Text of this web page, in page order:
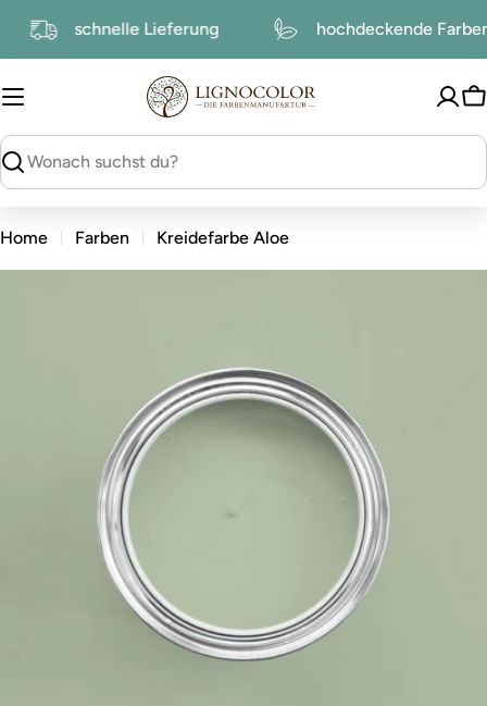
Inhalt
schnelle Lieferung hochdeckende
suchen
Home Farben Kreidefarbe Aloe
Sie das Medium 0 im Modalformat